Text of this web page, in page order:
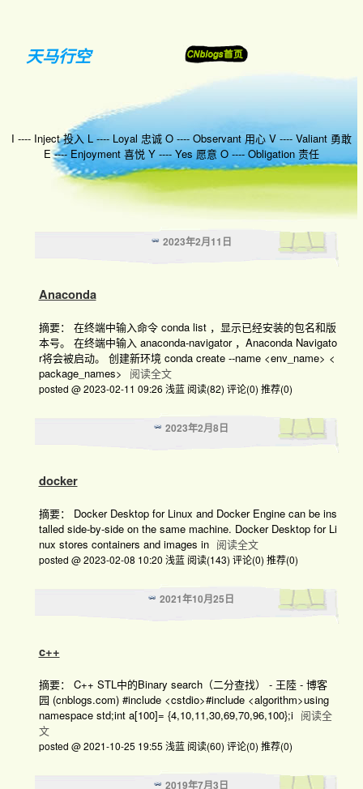
天马行空
I ---- Inject 投入 L ---- Loyal 忠诚 O ---- Observant 用心 V ---- Valiant 勇敢
E ---- Enjoyment 喜悦 Y ---- Yes 愿意 O ---- Obligation 责任
2023年2月11日
Anaconda
摘要： 在终端中输入命令 conda list ，显示已经安装的包名和版
本号。 在终端中输入 anaconda-navigator ，Anaconda Navigato
r将会被启动。 创建新环境 conda create --name <env_name> <
package_names>
阅读全文
posted @ 2023-02-11 09:26 浅蓝 阅读(82) 评论(0) 推荐(0)
2023年2月8日
docker
摘要： Docker Desktop for Linux and Docker Engine can be ins
talled side-by-side on the same machine. Docker Desktop for Li
nux stores containers and images in 阅读全文
posted @ 2023-02-08 10:20 浅蓝 阅读(143) 评论(0) 推荐(0)
2021年10月25日
c++
摘要： C++ STL中的Binary search（二分查找） - 王陸 - 博客
园 (cnblogs.com) #include <cstdio>#include <algorithm>using
namespace std;int a[100]= {4,10,11,30,69,70,96,100};i 阅读全
文
posted @ 2021-10-25 19:55 浅蓝 阅读(60) 评论(0) 推荐(0)
2019年7月3日